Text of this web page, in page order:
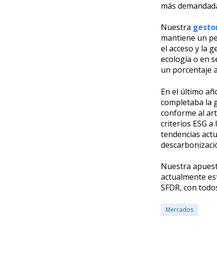
más
Nuestra
mantiene un
el acceso y la
ecología o en
un porcentaje
En el último
completaba la
conforme al
criterios ESG
tendencias
Nuestra
actualmente
SFDR, con
Mercados